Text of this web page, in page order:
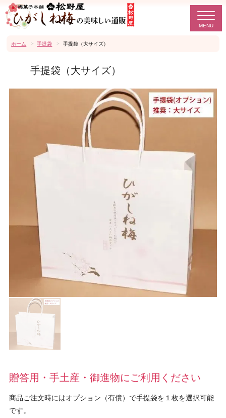
ホーム 手提袋 手提袋（大サイズ）
手提袋（大サイズ）
贈答用・手土産・御進物にご利用ください
商品ご注文時にはオプション（有償）で手提袋を１枚を選択可能
です。